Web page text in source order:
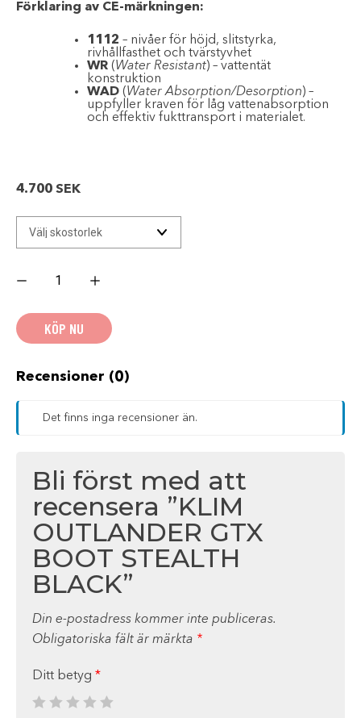
Förklaring av CE-märkningen:
1112 – nivåer för höjd, slitstyrka,
rivhållfasthet och tvärstyvhet
WR (Water Resistant) – vattentät
konstruktion
WAD (Water Absorption/Desorption) –
uppfyller kraven för låg vattenabsorption
och effektiv fukttransport i materialet.
4.700 SEK
OUTLANDER
STEALTH
BLACK
mängd
KÖP NU
Recensioner (0)
Det finns inga recensioner än.
Bli först med att
recensera ”KLIM
OUTLANDER GTX
BOOT STEALTH
BLACK”
Din e-postadress kommer inte publiceras.
Obligatoriska fält är märkta *
Ditt betyg *